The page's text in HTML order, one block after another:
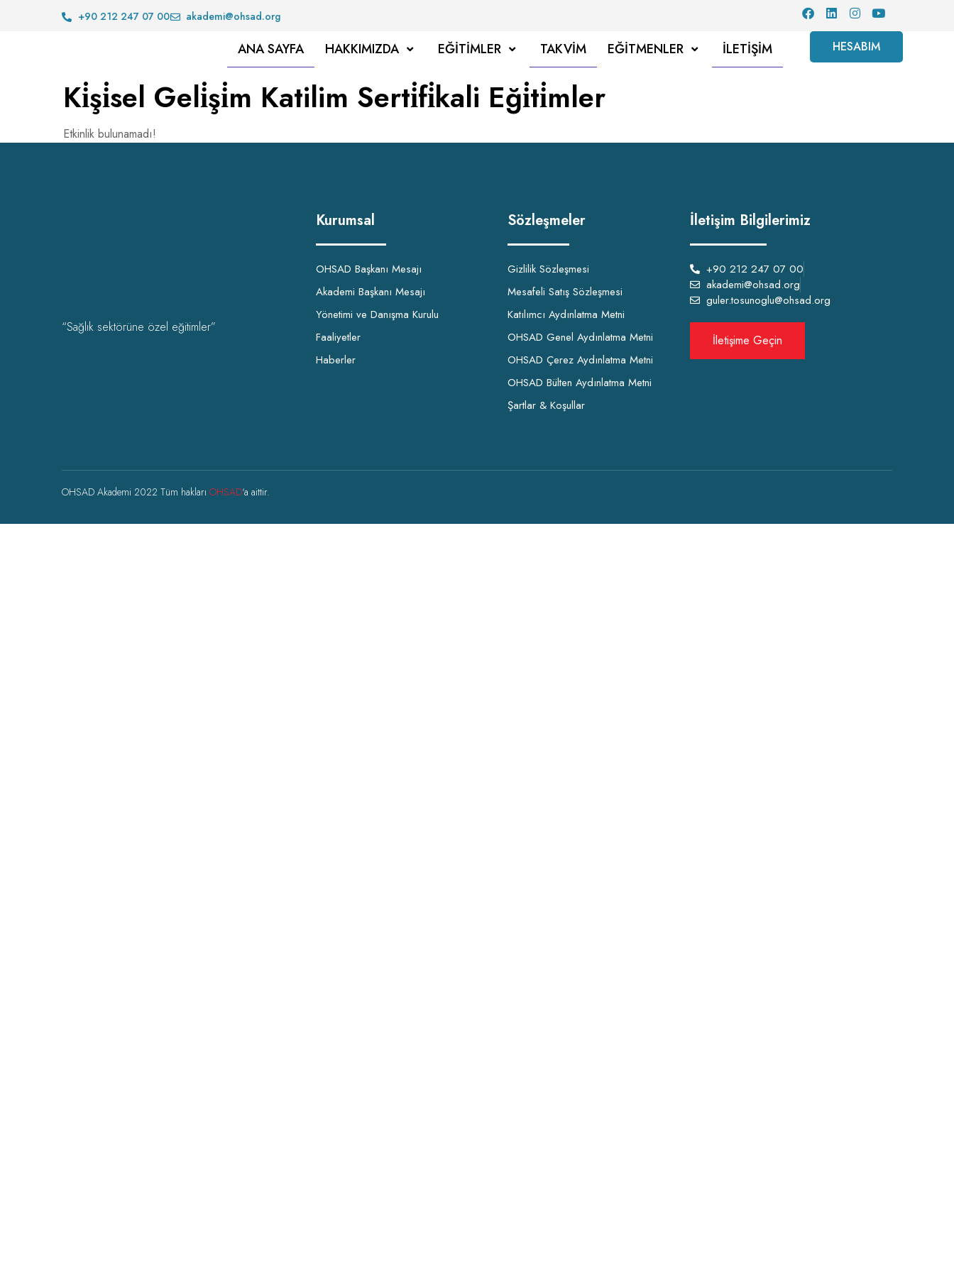
+90 212 247 07 00 akademi@ohsad.org
ANA SAYFA HAKKIMIZDA EĞITIMLER TAKVIM EĞITMENLER İLETIŞIM HESABIM
Ki̇şi̇sel Geli̇şi̇m Katilim Serti̇fi̇kali Eği̇ti̇mler
Etkinlik bulunamadı!
“Sağlık sektörüne özel eğitimler”
Kurumsal
OHSAD Başkanı Mesajı
Akademi Başkanı Mesajı
Yönetimi ve Danışma Kurulu
Faaliyetler
Haberler
Sözleşmeler
Gizlilik Sözleşmesi
Mesafeli Satış Sözleşmesi
Katılımcı Aydınlatma Metni
OHSAD Genel Aydınlatma Metni
OHSAD Çerez Aydınlatma Metni
OHSAD Bülten Aydınlatma Metni
Şartlar & Koşullar
İletişim Bilgilerimiz
+90 212 247 07 00
akademi@ohsad.org
guler.tosunoglu@ohsad.org
İletişime Geçin
OHSAD Akademi 2022 Tüm hakları OHSAD‘a aittir.